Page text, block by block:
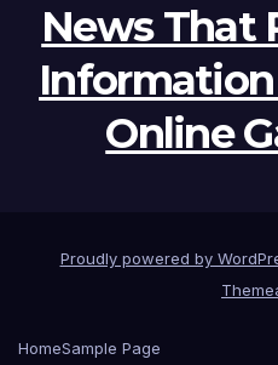
News That
Online
Proudly powered by
HomeSample Page